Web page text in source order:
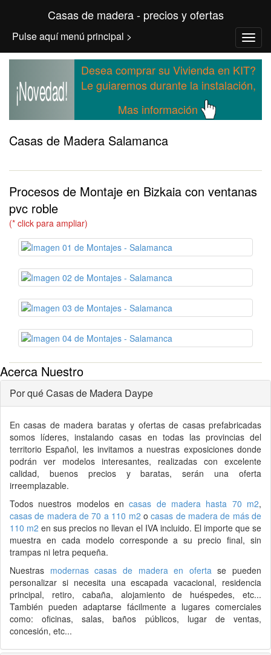
Casas de madera - precios y ofertas
Pulse aquí menú principal >
¡Novedad!
Desea comprar su Vivienda en KIT?
Le guiaremos durante la instalación,
Mas información
Casas de Madera Salamanca
Procesos de Montaje en Bizkaia con ventanas
pvc roble
(* click para ampliar)
Acerca Nuestro
Por qué Casas de Madera Daype
Encasas de madera baratas y ofertas de casas prefabricadas
somos líderes, instalando casas en todas las provincias del
territorio Español, les invitamos a nuestras exposiciones donde
podrán ver modelos interesantes, realizadas con excelente
calidad, buenos precios y baratas, serán una oferta
irreemplazable.
Todos nuestros modelos encasas de madera hasta 70 m2,
casas de madera de 70 a 110 m2 ocasas de madera de más de
110 m2 en sus precios no llevan el IVA incluido. El importe que se
muestra en cada modelo corresponde a su precio final, sin
trampas ni letra pequeña.
Nuestras modernas casas de madera en ofertase pueden
personalizar si necesita una escapada vacacional, residencia
principal, retiro, cabaña, alojamiento de huéspedes, etc...
También pueden adaptarse fácilmente a lugares comerciales
como: oficinas, salas, baños públicos, lugar de ventas,
concesión, etc...